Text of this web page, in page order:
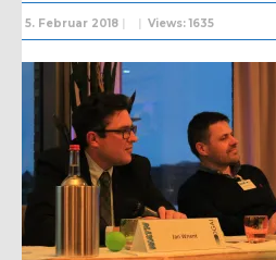
5. Februar 2018 | | Views: 1635